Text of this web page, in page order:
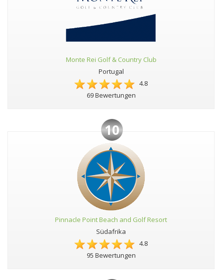
Monte Rei Golf & Country Club
Portugal
4.8
69 Bewertungen
10
Pinnacle Point Beach and Golf Resort
Südafrika
4.8
95 Bewertungen